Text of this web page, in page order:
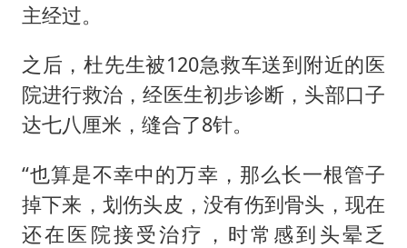
主经过。
之后，杜先生被120急救车送到附近的医
院进行救治，经医生初步诊断，头部口子
达七八厘米，缝合了8针。
“也算是不幸中的万幸，那么长一根管子
掉下来，划伤头皮，没有伤到骨头，现在
还在医院接受治疗，时常感到头晕乏